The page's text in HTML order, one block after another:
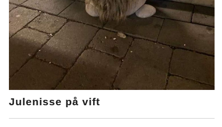
Julenisse på vift